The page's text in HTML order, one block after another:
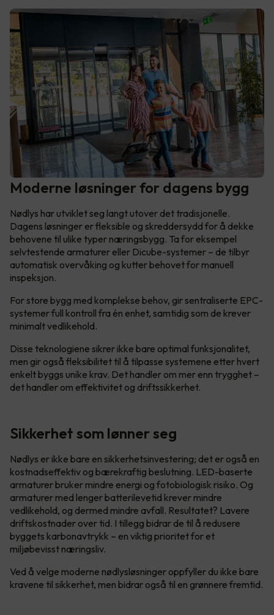
Moderne løsninger for dagens bygg
Nødlys har utviklet seg langt utover det tradisjonelle.
Dagens løsninger er fleksible og skreddersydd for å dekke
behovene til ulike typer næringsbygg. Ta for eksempel
selvtestende armaturer eller Dicube-systemer – de tilbyr
automatisk overvåking og kutter behovet for manuell
inspeksjon.
For store bygg med komplekse behov, gir sentraliserte EPC-
systemer full kontroll fra én enhet, samtidig som de krever
minimalt vedlikehold.
Disse teknologiene sikrer ikke bare optimal funksjonalitet,
men gir også fleksibilitet til å tilpasse systemene etter hvert
enkelt byggs unike krav. Det handler om mer enn trygghet –
det handler om effektivitet og driftssikkerhet.
Sikkerhet som lønner seg
Nødlys er ikke bare en sikkerhetsinvestering; det er også en
kostnadseffektiv og bærekraftig beslutning. LED-baserte
armaturer bruker mindre energi og fotobiologisk risiko. Og
armaturer med lenger batterilevetid krever mindre
vedlikehold, og dermed mindre avfall. Resultatet? Lavere
driftskostnader over tid. I tillegg bidrar de til å redusere
byggets karbonavtrykk – en viktig prioritet for et
miljøbevisst næringsliv.
Ved å velge moderne nødlysløsninger oppfyller du ikke bare
kravene til sikkerhet, men bidrar også til en grønnere fremtid.